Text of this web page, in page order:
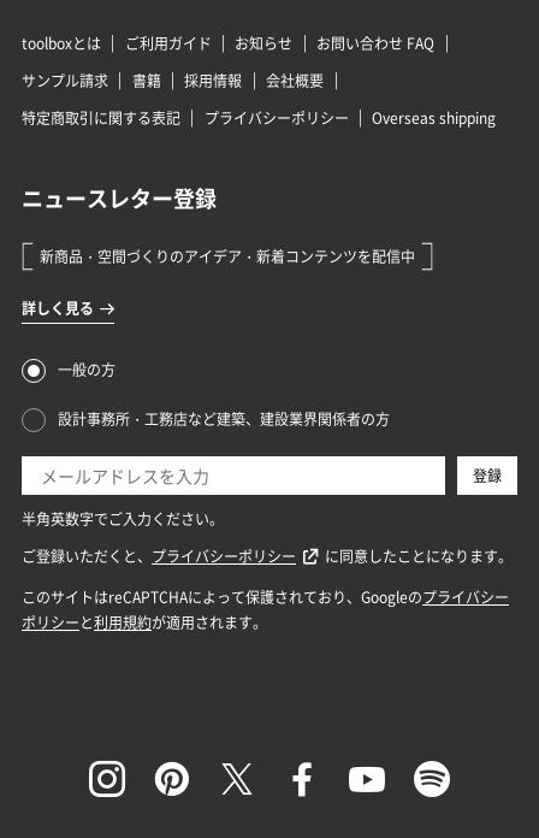
toolboxとは ご利用ガイド お知らせ
お問い合わせ FAQ
サンプル請求
書籍 採用情報
会社概要
特定商取引に関する表記
プライバシーポリシー Overseas shipping